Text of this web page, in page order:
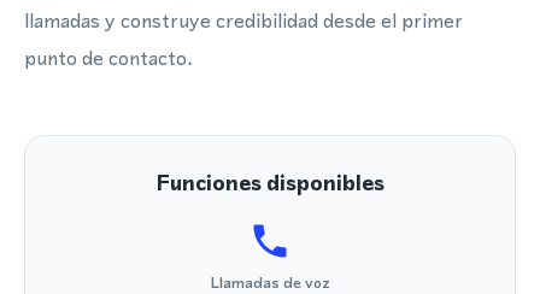
llamadas y construye credibilidad desde el primer
punto de contacto.
Funciones disponibles
Llamadas de voz